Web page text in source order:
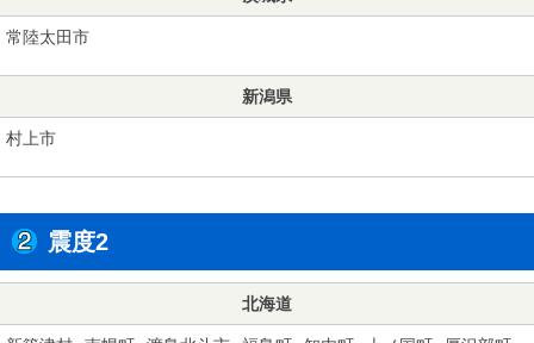
常陸太田市
新潟県
村上市
震度2
北海道